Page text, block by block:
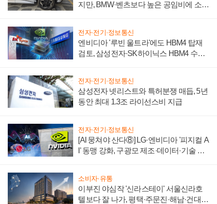
지만, BMW·벤츠보다 높은 공임비에 소비
전자·전기·정보통신
엔비디아 '루빈 울트라'에도 HBM4 탑재
검토, 삼성전자·SK하이닉스 HBM4 수율
전자·전기·정보통신
삼성전자 넷리스트와 특허분쟁 매듭, 5년
동안 최대 1.3조 라이선스비 지급
전자·전기·정보통신
[AI 뭉쳐야 산다⑧] LG·엔비디아 '피지컬 A
I' 동맹 강화, 구광모 제조·데이터·기술 결
소비자·유통
이부진 야심작 '신라스테이' 서울신라호
텔보다 잘 나가, 평택·주문진·해남·건대로